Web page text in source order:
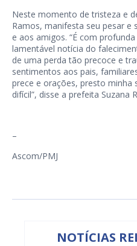
Neste momento de tristeza e
Ramos, manifesta seu pesar e
e aos amigos. “É com
lamentável notícia do
de uma perda tão precoce e
sentimentos aos pais,
prece e orações, presto
difícil”, disse a prefeita Suzana
–
Ascom/PMJ
NOTÍCIAS